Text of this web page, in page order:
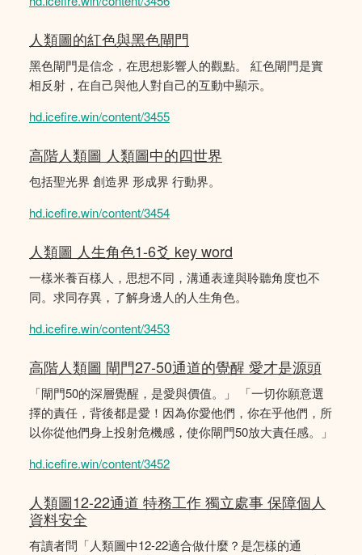
人類圖的紅色與黑色閘門
黑色閘門是信念，在思想影響人的觀點。 紅色閘門是實
相反射，在自己與他人對自己的互動中顯示。
hd.icefire.win/content/3455
高階人類圖 人類圖中的四世界
包括聖光界 創造界 形成界 行動界。
hd.icefire.win/content/3454
人類圖 人生角色1-6爻 key word
一樣米養百樣人，思想不同，溝通表達與聆聽角度也不
同。求同存異，了解身邊人的人生角色。
hd.icefire.win/content/3453
高階人類圖 閘門27-50通道的覺醒 愛才是源頭
「閘門50的深層覺醒，是愛與價值。」 「一切你願意選
擇的責任，背後都是愛！因為你愛他們，你在乎他們，所
以你從他們身上投射危機感，使你閘門50放大責任感。」
hd.icefire.win/content/3452
人類圖12-22通道 特務工作 獨立處事 保障個人
資料安全
有讀者問「人類圖中12-22適合做什麼？是怎樣的通